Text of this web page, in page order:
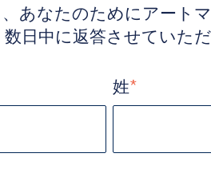
あなたのためにアート
日中に返答させていただ
姓*